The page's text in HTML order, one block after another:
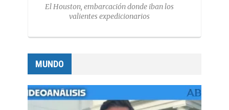
El Houston, embarcación donde iban los
valientes expedicionarios
MUNDO